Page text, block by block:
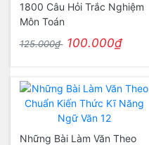
1800 Câu Hỏi Trắc Nghiệm
Môn Toán
125.000₫ 100.000₫
Những Bài Làm Văn Theo